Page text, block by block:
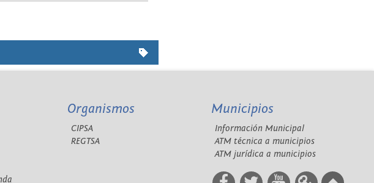
Organismos
CIPSA
REGTSA
Municipios
Información Municipal
ATM técnica a municipios
ATM jurídica a municipios